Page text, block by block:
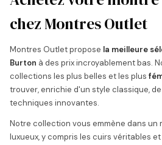
chez Montres Outlet
Montres Outlet propose la meilleure
Burton à des prix incroyablement bas.
collections les plus belles et les plus
trouver, enrichie d'un style classique, de
techniques innovantes.
Notre collection vous emmène dans un
luxueux, y compris les cuirs véritables